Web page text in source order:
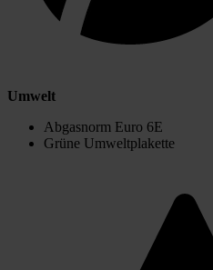
Umwelt
Abgasnorm Euro 6E
Grüne Umweltplakette